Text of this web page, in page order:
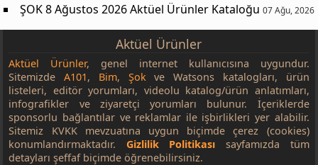
ŞOK 8 Ağustos 2026 Aktüel Ürünler Kataloğu 07 Ağu, 2026
Aktüel Ürünler
Aktüel Ürünler, genel internet kullanıcısına uygundur.
SitemizdeA101, Bim, Şokve Watsons katalogları, ürün
listeleri, editör yorumları, videolu katalog/ürün anlatımları,
infografikler ve ziyaretçi yorumları bulunur. İçeriklerde
sponsorlu bağlantılar ve reklamlar ile işbirlikleri yer alabilir.
Sitemiz KVKK mevzuatına uygun biçimde çerez (cookies)
konumlandırmaktadır. Gizlilik Politikası sayfamızda tüm
detayları şeffaf biçimde öğrenebilirsiniz.